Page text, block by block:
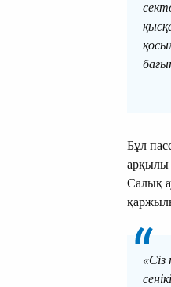
Бұл
арқылы
Салық
«Сіз